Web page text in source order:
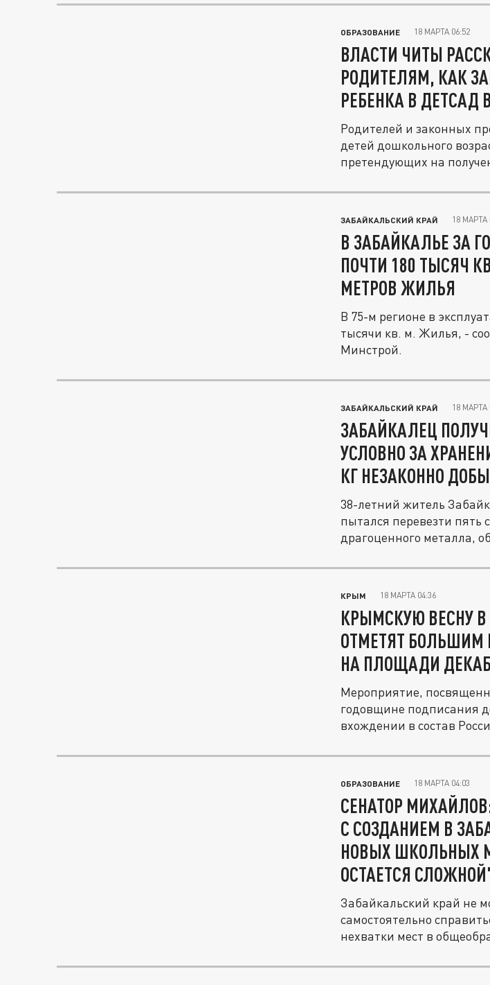
ОБРАЗОВАНИЕ 18 МАРТА 06:52
ВЛАСТИ ЧИТЫ
РОДИТЕЛЯМ, КАК
РЕБЕНКА В ДЕТСАД
Родителей и законных
детей дошкольного
претендующих на
ЗАБАЙКАЛЬСКИЙ КРАЙ 18 МАРТА
В ЗАБАЙКАЛЬЕ ЗА
ПОЧТИ 180 ТЫСЯЧ
МЕТРОВ ЖИЛЬЯ
В 75-м регионе в
тысячи кв. м. Жилья, -
Минстрой.
ЗАБАЙКАЛЬСКИЙ КРАЙ 18 МАРТА
ЗАБАЙКАЛЕЦ
УСЛОВНО ЗА
КГ НЕЗАКОННО
38-летний житель
пытался перевезти пять
драгоценного металла,
КРЫМ 18 МАРТА 04:36
КРЫМСКУЮ ВЕСНУ В
ОТМЕТЯТ БОЛЬШИМ
НА ПЛОЩАДИ
Мероприятие,
годовщине подписания
вхождении в состав
ОБРАЗОВАНИЕ 18 МАРТА 04:03
СЕНАТОР
С СОЗДАНИЕМ В
НОВЫХ ШКОЛЬНЫХ
ОСТАЕТСЯ
Забайкальский край не
самостоятельно
нехватки мест в